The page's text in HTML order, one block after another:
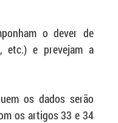
o dever de
etc.) e prevejam a
os dados serão
os artigos 33 e 34